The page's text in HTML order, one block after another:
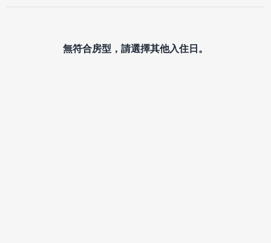
無符合房型，請選擇其他入住日。